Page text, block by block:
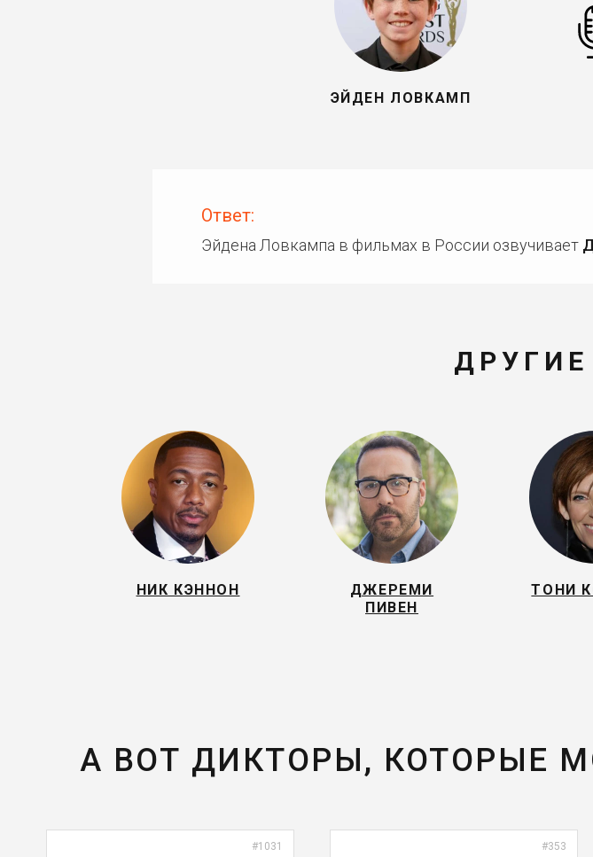
ЭЙДЕН ЛОВКАМП
Ответ:
Эйдена Ловкампа в фильмах в России озвучивает
НИК КЭННОН
ДЖЕРЕМИ
ПИВЕН
ТОНИ
А ВОТ ДИКТОРЫ, КОТОРЫЕ
#1031 #353